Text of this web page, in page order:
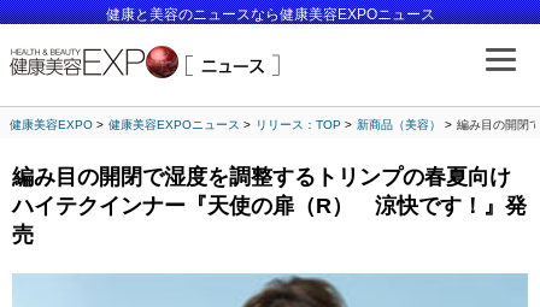
健康と美容のニュースなら健康美容EXPOニュース
健康美容EXPO 健康美容EXPOニュース リリース：TOP 新商品（美容） 編み目の開閉
編み目の開閉で湿度を調整するトリンプの春夏向け
ハイテクインナー『天使の扉（R） 涼快です！』発
売